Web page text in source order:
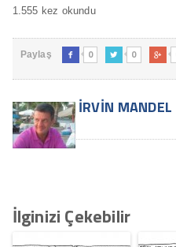
1.555 kez okundu
Paylaş  0  0 
İRVIN MANDEL
İlginizi Çekebilir